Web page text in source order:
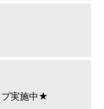
プ実施中★